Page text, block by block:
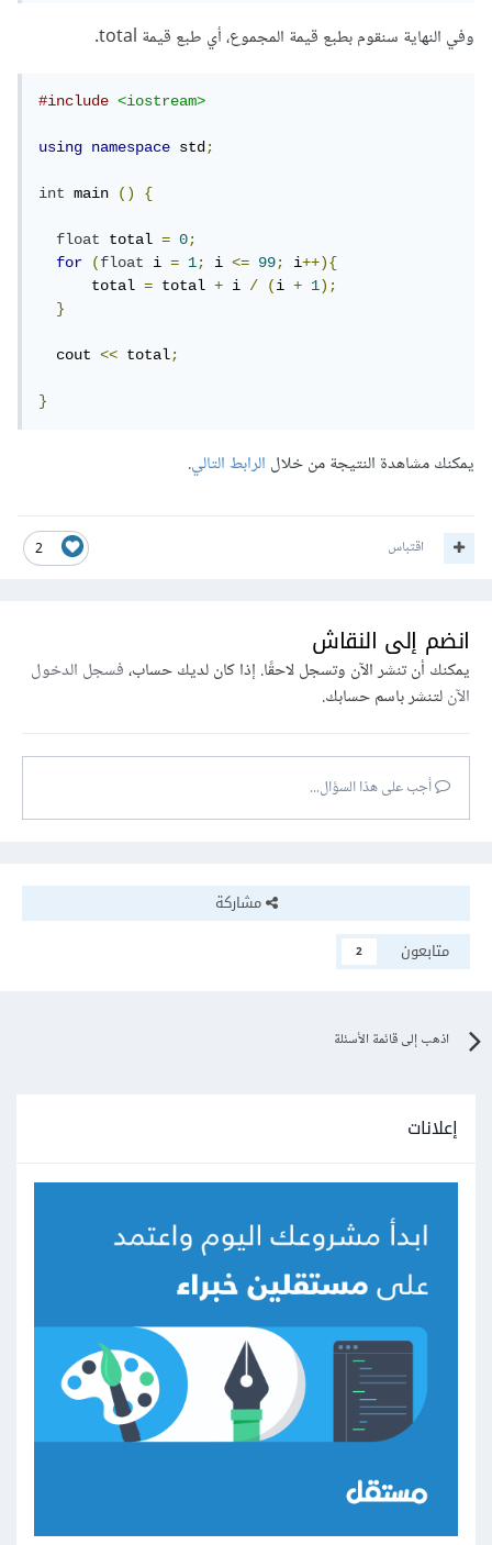
وفي النهاية سنقوم بطبع قيمة المجموع، أي طبع قيمة total.
#include <iostream>
using namespace std;
int main () {
float total = 0;
for
(float i = 1; i <= 99; i++){
      total
= total + i / (i + 1);
}
  cout
<< total;
}
يمكنك مشاهدة النتيجة من خلال الرابط التالي.
2 اقتباس
انضم إلى النقاش
يمكنك أن تنشر الآن وتسجل لاحقًا. إذا كان لديك حساب،فسجل الدخول
الآنلتنشر باسم حسابك.
أجب على هذا السؤال...
مشاركة
متابعون
2
اذهب إلى قائمة الأسئلة
إعلانات